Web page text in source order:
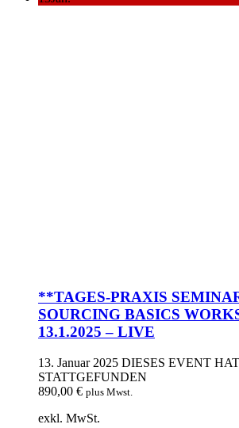
**TAGES-PRAXIS
SOURCING BASICS
13.1.2025 – LIVE
13. Januar 2025 DIESES EVENT
STATTGEFUNDEN
890,00 € plus Mwst.
exkl. MwSt.